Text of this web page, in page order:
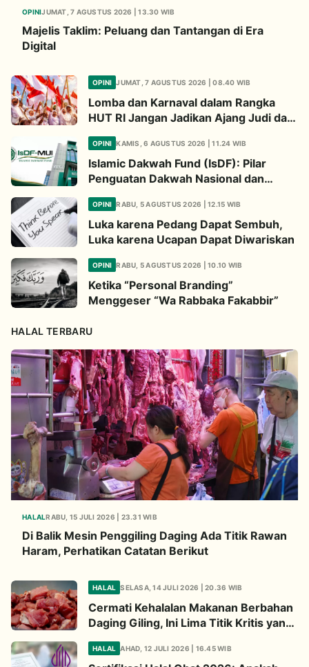
OPINIJUMAT, 7 AGUSTUS 2026 | 13.30 WIB
Majelis Taklim: Peluang dan Tantangan di Era
Digital
OPINI JUMAT, 7 AGUSTUS 2026 | 08.40 WIB
Lomba dan Karnaval dalam Rangka
HUT RI Jangan Jadikan Ajang Judi dan
OPINI KAMIS, 6 AGUSTUS 2026 | 11.24 WIB
Islamic Dakwah Fund (IsDF): Pilar
Penguatan Dakwah Nasional dan
OPINI RABU, 5 AGUSTUS 2026 | 12.15 WIB
Luka karena Pedang Dapat Sembuh,
Luka karena Ucapan Dapat Diwariskan
OPINI RABU, 5 AGUSTUS 2026 | 10.10 WIB
Ketika “Personal Branding”
Menggeser “Wa Rabbaka Fakabbir”
HALAL TERBARU
HALALRABU, 15 JULI 2026 | 23.31 WIB
Di Balik Mesin Penggiling Daging Ada Titik Rawan
Haram, Perhatikan Catatan Berikut
HALAL SELASA, 14 JULI 2026 | 20.36 WIB
Cermati Kehalalan Makanan Berbahan
Daging Giling, Ini Lima Titik Kritis yang
Wajib Diperhatikan
HALAL AHAD, 12 JULI 2026 | 16.45 WIB